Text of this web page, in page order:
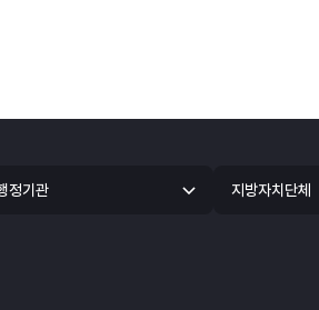
정기관 지방자치단체